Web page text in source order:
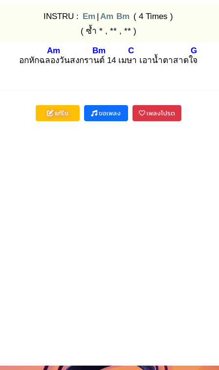
INSTRU : Em | Am Bm ( 4 Times )
( ซ้ำ * , ** , ** )
อกหักฉลอง
Am
วันสงกรานต์
Bm
14 เมษา
C
เอาน้ำตาสาดใจ
G
แก้ไข ขอเพลง เพลงโปรด